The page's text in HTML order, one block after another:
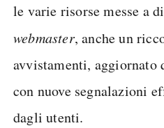
le varie risorse messe a
webmaster, anche un
avvistamenti, aggiornato
con nuove segnalazioni
dagli utenti.